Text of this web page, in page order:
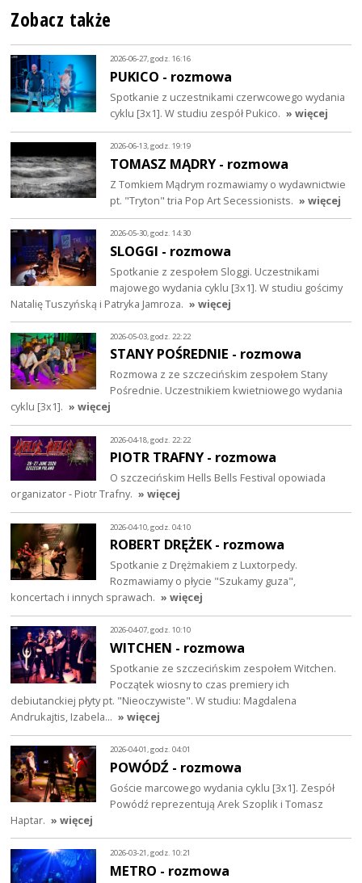
Zobacz także
2026-06-27, godz. 16:16
PUKICO - rozmowa
Spotkanie z uczestnikami czerwcowego wydania
cyklu [3x1]. W studiu zespół Pukico. » więcej
2026-06-13, godz. 19:19
TOMASZ MĄDRY - rozmowa
Z Tomkiem Mądrym rozmawiamy o wydawnictwie
pt. "Tryton" tria Pop Art Secessionists. » więcej
2026-05-30, godz. 14:30
SLOGGI - rozmowa
Spotkanie z zespołem Sloggi. Uczestnikami
majowego wydania cyklu [3x1]. W studiu gościmy
Natalię Tuszyńską i Patryka Jamroza. » więcej
2026-05-03, godz. 22:22
STANY POŚREDNIE - rozmowa
Rozmowa z ze szczecińskim zespołem Stany
Pośrednie. Uczestnikiem kwietniowego wydania
cyklu [3x1]. » więcej
2026-04-18, godz. 22:22
PIOTR TRAFNY - rozmowa
O szczecińskim Hells Bells Festival opowiada
organizator - Piotr Trafny. » więcej
2026-04-10, godz. 04:10
ROBERT DRĘŻEK - rozmowa
Spotkanie z Drężmakiem z Luxtorpedy.
Rozmawiamy o płycie "Szukamy guza",
koncertach i innych sprawach. » więcej
2026-04-07, godz. 10:10
WITCHEN - rozmowa
Spotkanie ze szczecińskim zespołem Witchen.
Początek wiosny to czas premiery ich
debiutanckiej płyty pt. "Nieoczywiste". W studiu: Magdalena
Andrukajtis, Izabela… » więcej
2026-04-01, godz. 04:01
POWÓDŹ - rozmowa
Goście marcowego wydania cyklu [3x1]. Zespół
Powódź reprezentują Arek Szoplik i Tomasz
Haptar. » więcej
2026-03-21, godz. 10:21
METRO - rozmowa